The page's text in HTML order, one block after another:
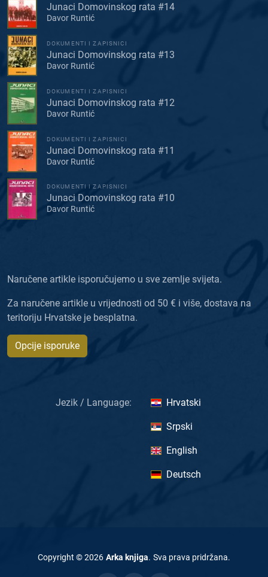
Junaci Domovinskog rata #14
Davor Runtić
DOKUMENTI I ZAPISNICI
Junaci Domovinskog rata #13
Davor Runtić
DOKUMENTI I ZAPISNICI
Junaci Domovinskog rata #12
Davor Runtić
DOKUMENTI I ZAPISNICI
Junaci Domovinskog rata #11
Davor Runtić
DOKUMENTI I ZAPISNICI
Junaci Domovinskog rata #10
Davor Runtić
Naručene artikle isporučujemo u sve zemlje svijeta.
Za naručene artikle u vrijednosti od 50 € i više, dostava na
teritoriju Hrvatske je besplatna.
Opcije isporuke
Jezik / Language: Hrvatski
Srpski
English
Deutsch
Copyright ©2026 Arka knjiga. Sva prava pridržana.